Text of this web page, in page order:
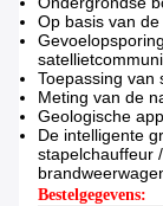
Op basis van
Toepassing van
Meting van de
Geologische
De intelligente
stapelchauffeur
Bestelgegevens: